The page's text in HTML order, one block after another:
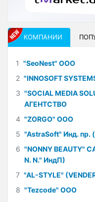
КОМПАНИИ
1 "SeoNest" ООО
2 "INNOSOFT
3 "SOCIAL MEDIA
АГЕНТСТВО
4 "ZORGO" ООО
5 "AstraSoft" Инд. пр.
6 "NONNY BEAUTY"
N. N." ИндП)
7 "AL-STYLE"
8 "Tezcode" ООО